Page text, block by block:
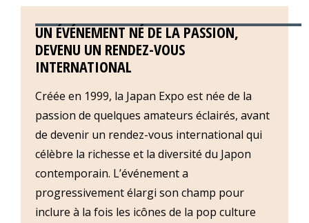
UN ÉVÉNEMENT NÉ DE LA PASSION,
DEVENU UN RENDEZ-VOUS
INTERNATIONAL
Créée en 1999, la Japan Expo est née de la
passion de quelques amateurs éclairés, avant
de devenir un rendez-vous international qui
célèbre la richesse et la diversité du Japon
contemporain. L’événement a
progressivement élargi son champ pour
inclure à la fois les icônes de la pop culture